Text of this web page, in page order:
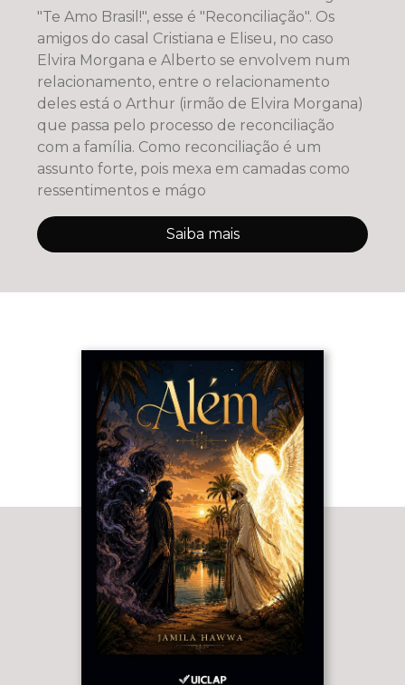
"Te Amo Brasil!", esse é "Reconciliação". Os
amigos do casal Cristiana e Eliseu, no caso
Elvira Morgana e Alberto se envolvem num
relacionamento, entre o relacionamento
deles está o Arthur (irmão de Elvira Morgana)
que passa pelo processo de reconciliação
com a família. Como reconciliação é um
assunto forte, pois mexa em camadas como
ressentimentos e mágo
Saiba mais